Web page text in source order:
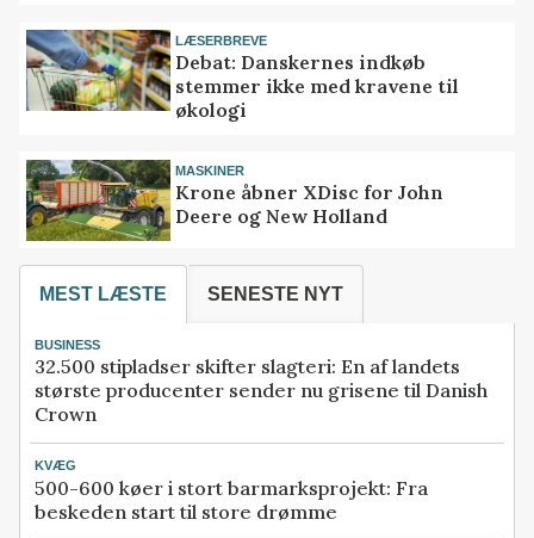
LÆSERBREVE
Debat: Danskernes indkøb
stemmer ikke med kravene til
økologi
MASKINER
Krone åbner XDisc for John
Deere og New Holland
MEST LÆSTE SENESTE NYT
BUSINESS
32.500 stipladser skifter slagteri: En af landets
største producenter sender nu grisene til Danish
Crown
KVÆG
500-600 køer i stort barmarksprojekt: Fra
beskeden start til store drømme